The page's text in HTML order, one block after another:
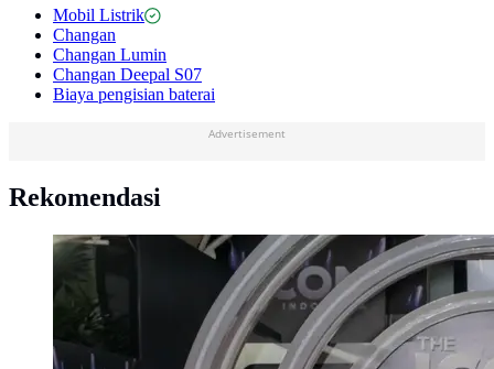
Mobil Listrik
Changan
Changan Lumin
Changan Deepal S07
Biaya pengisian baterai
Advertisement
Rekomendasi